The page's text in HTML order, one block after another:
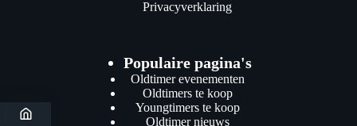
Privacyverklaring
Populaire pagina's
Oldtimer evenementen
Oldtimers te koop
Youngtimers te koop
Oldtimer nieuws